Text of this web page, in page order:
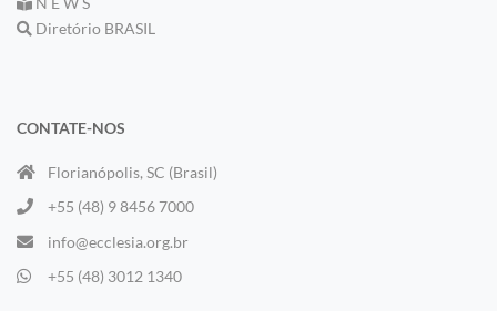
Diretório BRASIL
CONTATE-NOS
Florianópolis, SC (Brasil)
+55 (48) 9 8456 7000
info@ecclesia.org.br
+55 (48) 3012 1340